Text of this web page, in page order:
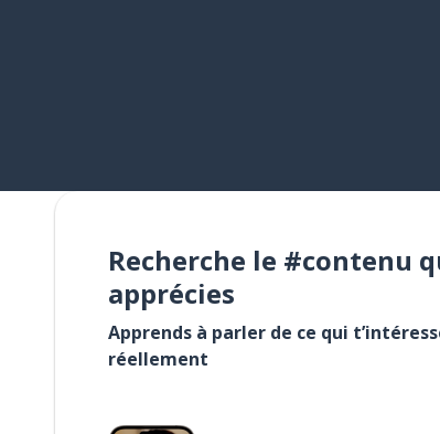
Recherche le #contenu
apprécies
Apprends à parler de ce qui
réellement